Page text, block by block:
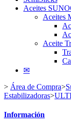
Aceites
Aceites
Aceite
✉
> Área de Compra>
Estabilizadoras>
Información